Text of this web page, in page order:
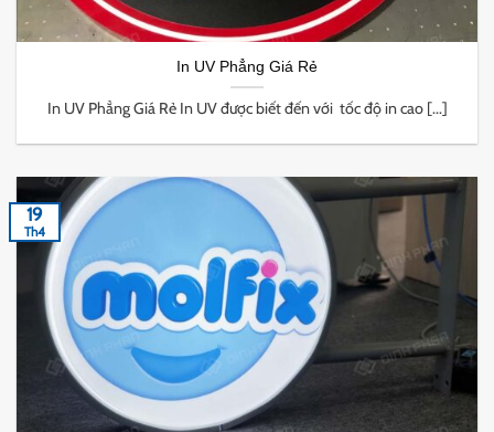
In UV Phẳng Giá Rẻ
In UV Phẳng Giá Rẻ In UV được biết đến với tốc độ in cao [...]
19
Th4